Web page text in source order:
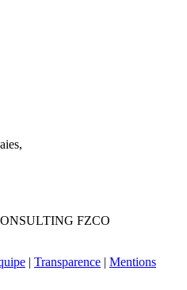
FZCO
Transparence
Mentions